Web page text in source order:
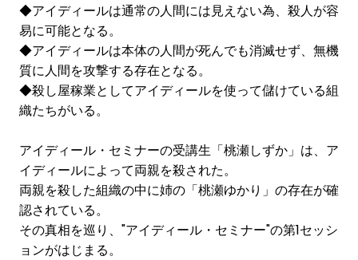
◆アイディールは通常の人間には見えない為、殺人が容
易に可能となる。
◆アイディールは本体の人間が死んでも消滅せず、無機
質に人間を攻撃する存在となる。
◆殺し屋稼業としてアイディールを使って儲けている組
織たちがいる。
アイディール・セミナーの受講生「桃瀬しずか」は、ア
イディールによって両親を殺された。
両親を殺した組織の中に姉の「桃瀬ゆかり」の存在が確
認されている。
その真相を巡り、"アイディール・セミナー"の第1セッシ
ョンがはじまる。